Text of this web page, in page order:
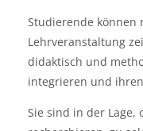
Studierende können
Lehrveranstaltung
didaktisch und
integrieren und
Sie sind in der Lage,